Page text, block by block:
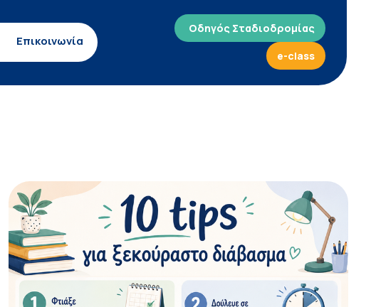
Οδηγός Σταδιοδρομίας
e-class
Επικοινωνία